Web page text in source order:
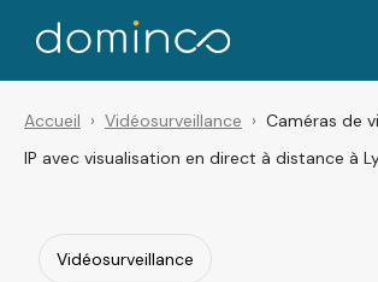
Accueil Vidéosurveillance
Caméras de
IP avec visualisation en direct à distance à
Vidéosurveillance